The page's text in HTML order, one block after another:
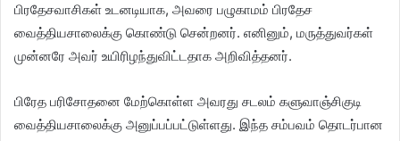
பிரதேசவாசிகள் உடனடியாக, அவரை பழுகாமம் பிரதேச
வைத்தியசாலைக்கு கொண்டு சென்றனர். எனினும், மருத்துவர்கள்
முன்னரே அவர் உயிரிழந்துவிட்டதாக அறிவித்தனர்.
பிரேத பரிசோதனை மேற்கொள்ள அவரது சடலம் களுவாஞ்சிகுடி
வைத்தியசாலைக்கு அனுப்பப்பட்டுள்ளது. இந்த சம்பவம் தொடர்பான